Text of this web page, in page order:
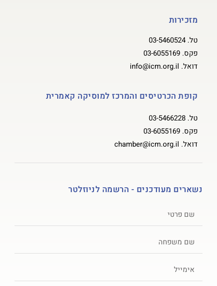
מזכירות
טל. 03-5460524
פקס. 03-6055169
דואל. info@icm.org.il
קופת הכרטיסים והמרכז למוסיקה קאמרית
טל. 03-5466228
פקס. 03-6055169
דואל. chamber@icm.org.il
נשארים מעודכנים - הרשמה לניוזלטר